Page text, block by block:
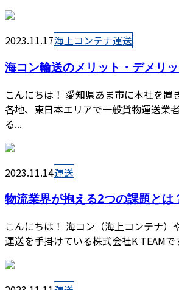
2023.11.17海上コンテナ運送
海コン輸送のメリット・デメリ
こんにちは！ 愛知県あま市に本社を置
各地、東日本エリアで一般貨物運送業
る...
2023.11.14運送
物流業界が抱える2つの課題とは
こんにちは！ 海コン（海上コンテナ）
運送を手掛けている株式会社K TEAMで